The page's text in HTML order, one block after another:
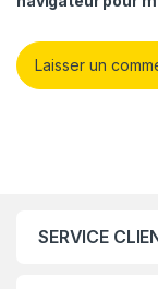
SERVICE